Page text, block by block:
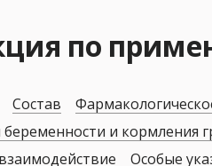
по
Состав
и кормления
Особые